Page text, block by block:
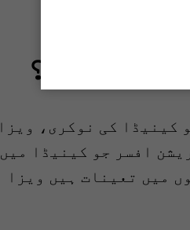
کیا ہے؟
کینیڈا کی نوکری، ویزا
افسر جو کینیڈا میں
میں تعینات ہیں ویزا